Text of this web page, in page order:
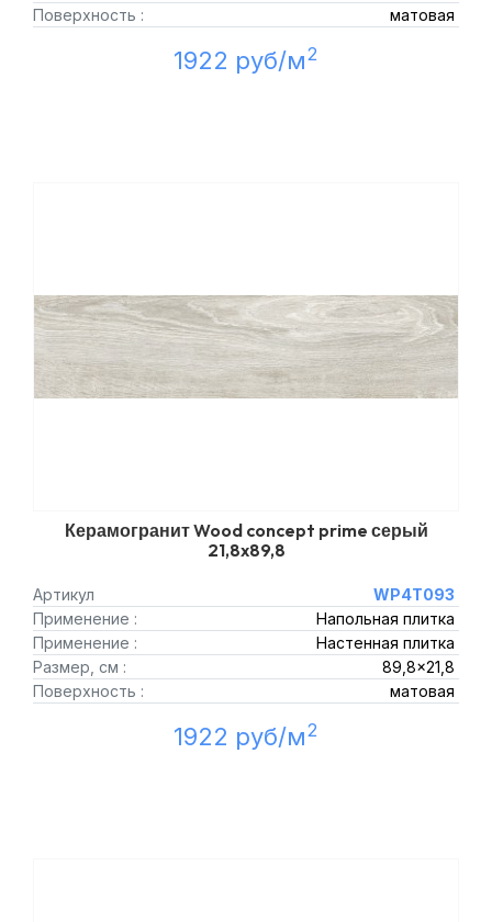
Поверхность :
матовая
1922 руб/м2
Керамогранит Wood concept prime серый
21,8x89,8
Артикул
WP4T093
Применение :
Напольная плитка
Применение :
Настенная плитка
Размер, см :
89,8x21,8
Поверхность :
матовая
1922 руб/м2